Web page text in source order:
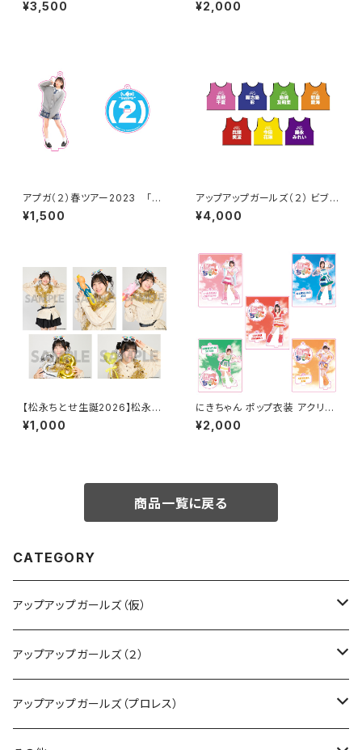
¥3,500
ートレート ※発送はいたしませ
¥2,000
アプガ（２）春ツアー2023 「好
きな人の好きな人」制服アクキ
ー
¥1,500
アップアップガールズ（２） ビブス
2026ver.
¥4,000
【松永ちとせ生誕2026】松永ち
とせ生誕2026 L判生写真（2枚
入り）
¥1,000
にきちゃん ポップ衣装 アクリル
スタンド
¥2,000
商品一覧に戻る
CATEGORY
アップアップガールズ（仮）
CD・DVD・Blu-ray
Tシャツ
アップアップガールズ（２）
Blu-ray
アップアップガールズ（プロレス）